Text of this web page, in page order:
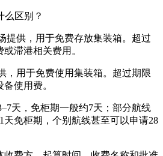
么区别？
提供，用于免费存放集装箱。超过
滞港相关费用。
，用于免费使用集装箱。超过期限
使用费。
天，免柜期一般约7天；部分航线
天免柜期，个别航线甚至可以申请28